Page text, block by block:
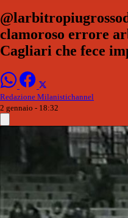
clamoroso errore
Cagliari che fece
Redazione Milanistichannel
2 gennaio - 18:32